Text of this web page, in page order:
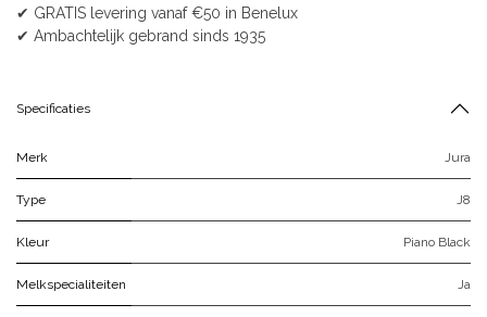
✔ GRATIS levering vanaf €50 in Benelux
✔ Ambachtelijk gebrand sinds 1935
Specificaties
Merk Jura
Type J8
Kleur Piano Black
Melkspecialiteiten Ja